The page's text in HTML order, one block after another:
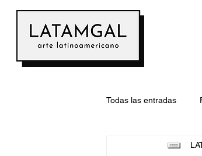
Todas las entradas
Arte